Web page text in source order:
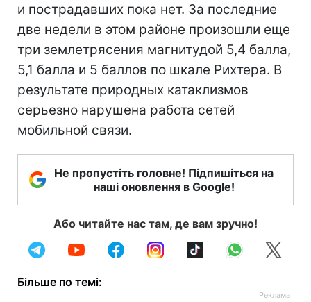
и пострадавших пока нет. За последние
две недели в этом районе произошли еще
три землетрясения магнитудой 5,4 балла,
5,1 балла и 5 баллов по шкале Рихтера. В
результате природных катаклизмов
серьезно нарушена работа сетей
мобильной связи.
Не пропустіть головне! Підпишіться на
наші оновлення в Google!
Або читайте нас там, де вам зручно!
Більше по темі: